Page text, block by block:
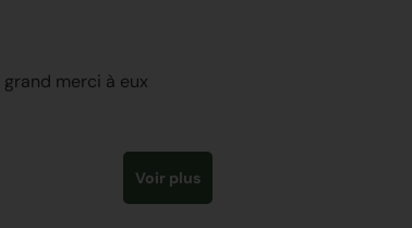
merci à eux
Voir plus